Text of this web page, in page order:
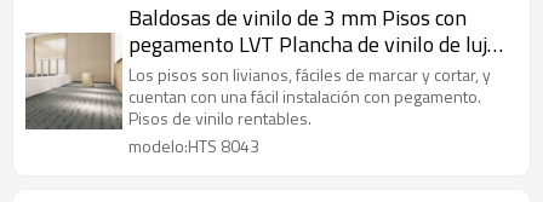
Baldosas de vinilo de 3 mm Pisos con
pegamento LVT Plancha de vinilo de lujo
LVP | Costo de la habitación de los niños
Asequible12''x24'' 3.0mm/0.2mm
Económico
Los pisos son livianos, fáciles de marcar y cortar, y
cuentan con una fácil instalación con pegamento.
Pisos de vinilo rentables.
modelo:HTS 8043